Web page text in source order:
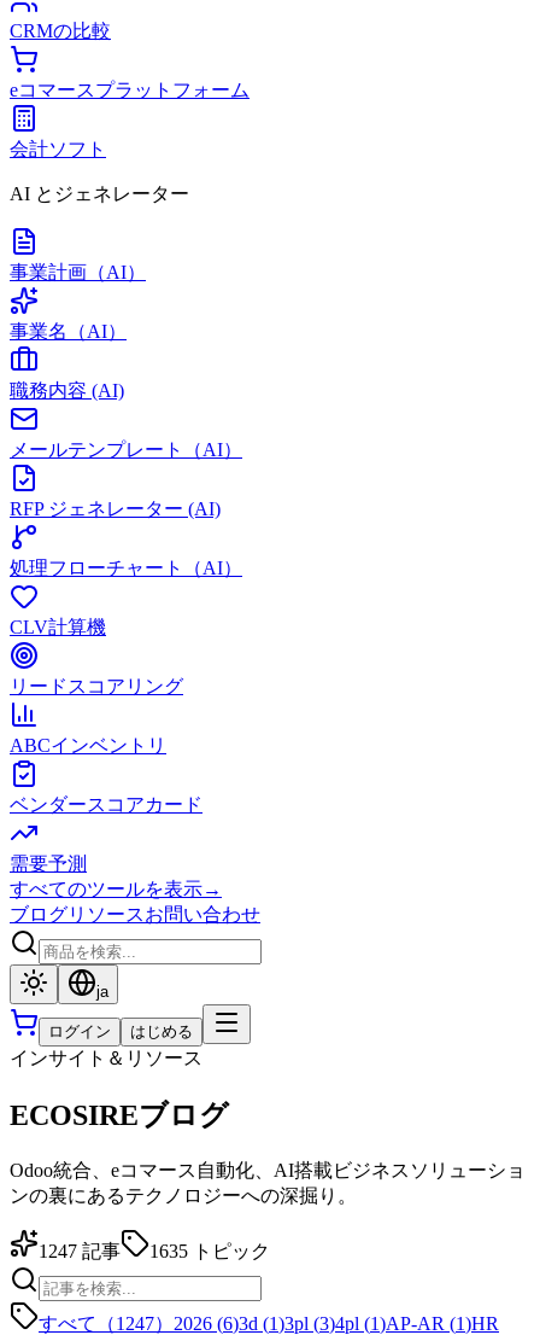
CRMの比較
eコマースプラットフォーム
会計ソフト
AI とジェネレーター
事業計画（AI）
事業名（AI）
職務内容 (AI)
メールテンプレート（AI）
RFP ジェネレーター (AI)
処理フローチャート（AI）
CLV計算機
リードスコアリング
ABCインベントリ
ベンダースコアカード
需要予測
すべてのツールを表示→
ブログリソースお問い合わせ
ja
ログイン はじめる
インサイト＆リソース
ECOSIREブログ
Odoo統合、eコマース自動化、AI搭載ビジネスソリューショ
ンの裏にあるテクノロジーへの深掘り。
1247 記事 1635 トピック
すべて（1247） 2026 (6)3d (1)3pl (3)4pl (1)AP-AR (1)HR